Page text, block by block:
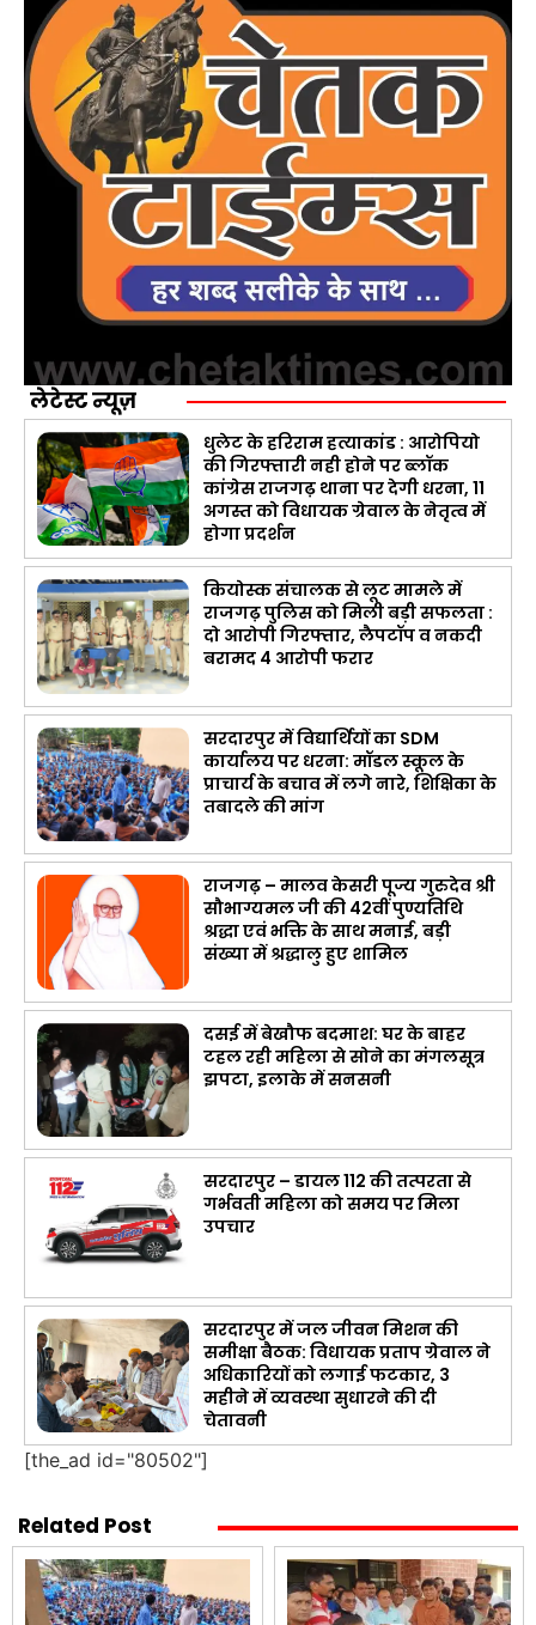
लेटेस्ट न्यूज़
धुलेट के हरिराम हत्याकांड : आरोपियो
की गिरफ्तारी नही होने पर ब्लॉक
कांग्रेस राजगढ़ थाना पर देगी धरना, 11
अगस्त को विधायक ग्रेवाल के नेतृत्व में
होगा प्रदर्शन
कियोस्क संचालक से लूट मामले में
राजगढ़ पुलिस को मिली बड़ी सफलता :
दो आरोपी गिरफ्तार, लैपटॉप व नकदी
बरामद 4 आरोपी फरार
सरदारपुर में विद्यार्थियों का SDM
कार्यालय पर धरना: मॉडल स्कूल के
प्राचार्य के बचाव में लगे नारे, शिक्षिका के
तबादले की मांग
राजगढ़ – मालव केसरी पूज्य गुरुदेव श्री
सौभाग्यमल जी की 42वीं पुण्यतिथि
श्रद्धा एवं भक्ति के साथ मनाई, बड़ी
संख्या में श्रद्धालु हुए शामिल
दसई में बेखौफ बदमाश: घर के बाहर
टहल रही महिला से सोने का मंगलसूत्र
झपटा, इलाके में सनसनी
सरदारपुर – डायल 112 की तत्परता से
गर्भवती महिला को समय पर मिला
उपचार
सरदारपुर में जल जीवन मिशन की
समीक्षा बैठक: विधायक प्रताप ग्रेवाल ने
अधिकारियों को लगाई फटकार, 3
महीने में व्यवस्था सुधारने की दी
चेतावनी
[the_ad id="80502"]
Related Post